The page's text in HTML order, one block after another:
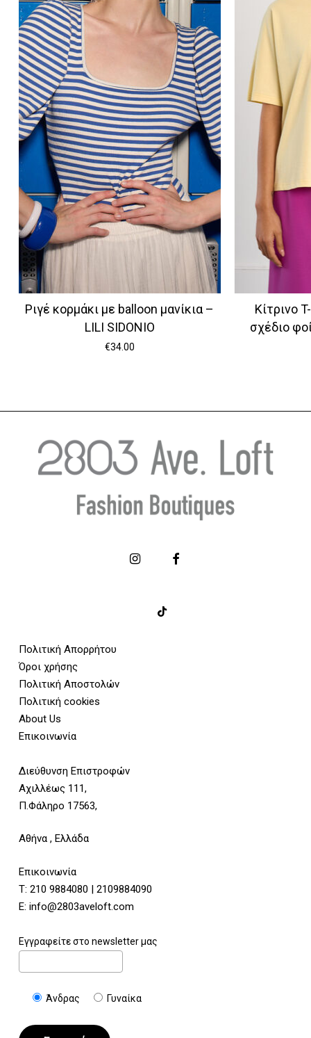
Ριγέ κορμάκι με balloon μανίκια –
LILI SIDONIO
€34.00
Κίτρινο
σχέδιο
Πολιτική Απορρήτου
Όροι χρήσης
Πολιτική Αποστολών
Πολιτική cookies
About Us
Επικοινωνία
Διεύθυνση Επιστροφών
Αχιλλέως 111,
Π.Φάληρο 17563,
Αθήνα , Ελλάδα
Επικοινωνία
Τ: 210 9884080 | 2109884090
E: info@2803aveloft.com
Εγγραφείτε στο newsletter μας
Άνδρας Γυναίκα